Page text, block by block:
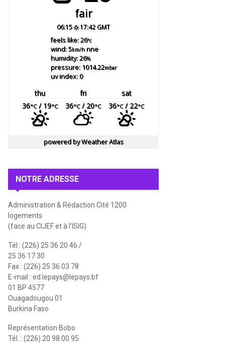
fair
06:15 17:42 GMT
feels like: 26°c
wind: 5km/hnne
humidity: 26%
pressure: 1014.22mbar
uv index: 0
thu fri
sat
36°C/ 19°C 36°C/ 20°C 36°C/ 22°C
powered byWeather Atlas
NOTRE ADRESSE
Administration & Rédaction Cité 1200
logements
(face au CIJEF et à l'ISIG)
Tél : (226) 25 36 20 46 /
25 36 17 30
Fax : (226) 25 36 03 78
E-mail : ed.lepays@lepays.bf
01 BP 4577
Ouagadougou 01
Burkina Faso
Représentation Bobo
Tél. : (226) 20 98 00 95